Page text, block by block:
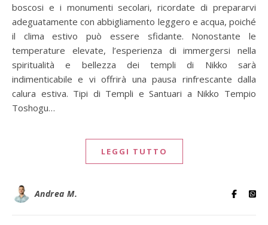
boscosi e i monumenti secolari, ricordate di prepararvi
adeguatamente con abbigliamento leggero e acqua, poiché
il clima estivo può essere sfidante. Nonostante le
temperature elevate, l’esperienza di immergersi nella
spiritualità e bellezza dei templi di Nikko sarà
indimenticabile e vi offrirà una pausa rinfrescante dalla
calura estiva. Tipi di Templi e Santuari a Nikko Tempio
Toshogu…
LEGGI TUTTO
Andrea M.